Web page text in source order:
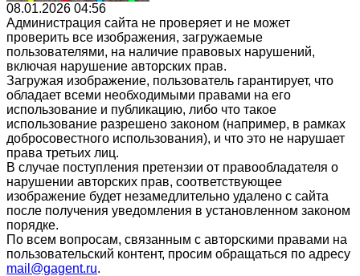
08.01.2026 04:56
Администрация сайта не проверяет и не может
проверить все изображения, загружаемые
пользователями, на наличие правовых нарушений,
включая нарушение авторских прав.
Загружая изображение, пользователь гарантирует, что
обладает всеми необходимыми правами на его
использование и публикацию, либо что такое
использование разрешено законом (например, в рамках
добросовестного использования), и что это не нарушает
права третьих лиц.
В случае поступления претензии от правообладателя о
нарушении авторских прав, соответствующее
изображение будет незамедлительно удалено с сайта
после получения уведомления в установленном законом
порядке.
По всем вопросам, связанным с авторскими правами на
пользовательский контент, просим обращаться по адресу
mail@gagent.ru.